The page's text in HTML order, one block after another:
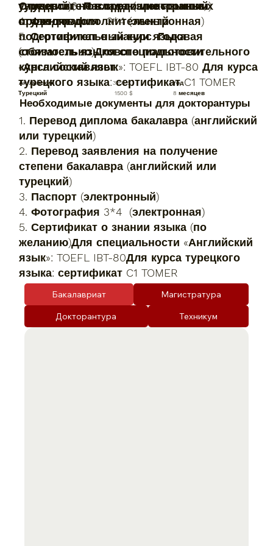
университетов среди иностранных
студентов
турецкий)3. Паспорт (электронный)
4. Фотография 3*4 (электронная)
5. Сертификат о знании языка
(обязательно)Для специальности
«Английский язык»: TOEFL IBT-80 Для курса
турецкого языка: сертификат C1 TOMER
Необходимые документы для докторантуры
1. Перевод диплома бакалавра (английский
или турецкий)
2. Перевод заявления на получение
степени бакалавра (английский или
турецкий)
3. Паспорт (электронный)
4. Фотография 3*4 (электронная)
5. Сертификат о знании языка (по
желанию)Для специальности «Английский
язык»: TOEFL IBT-80Для курса турецкого
языка: сертификат C1 TOMER
Студенты, не владеющие языком,
проходят дополнительный
подготовительный курс. Годовая
стоимость языкового подготовительного
курса составляет:
Английский 3250 $ 1 год
Турецкий 1500 $ 8 месяцев
Бакалавриат
Магистратура
Докторантура
Техникум